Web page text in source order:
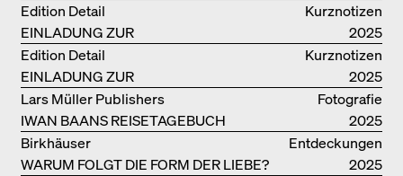
Kurznotizen
EINLADUNG ZUR
BUCHVORSTELLUNG
Edition Detail
2025
Kurznotizen
EINLADUNG ZUR
BUCHPRÄSENTATION IM
BREGENZERWALD
Edition Detail
2025
Fotografie
IWAN BAANS REISETAGEBUCH
Lars Müller Publishers
2025
Entdeckungen
WARUM FOLGT DIE FORM DER LIEBE?
Birkhäuser
2025